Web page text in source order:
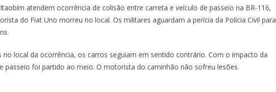
atendem ocorrência de colisão entre carreta e veículo de passeio na BR-116,
do Fiat Uno morreu no local. Os militares aguardam a perícia da Polícia Civil para
local da ocorrência, os carros seguiam em sentido contrário. Com o impacto da
passeio foi partido ao meio. O motorista do caminhão não sofreu lesões